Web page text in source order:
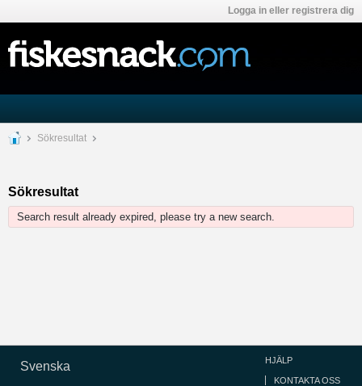
Logga in eller registrera dig
Sökresultat
Sökresultat
Search result already expired, please try a new search.
Svenska HJÄLP
KONTAKTA OSS